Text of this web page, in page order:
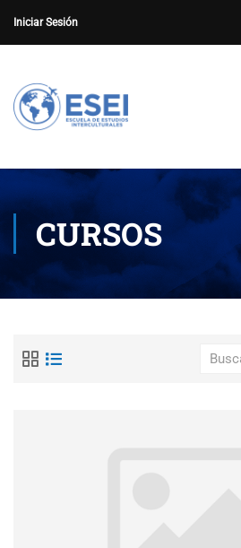
Iniciar Sesión
CURSOS